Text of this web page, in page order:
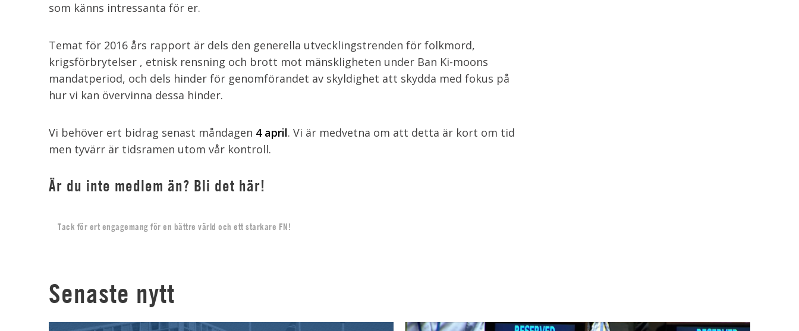
som känns intressanta för er.
Temat för 2016 års rapport är dels den generella utvecklingstrenden för folkmord,
krigsförbrytelser , etnisk rensning och brott mot mänskligheten under Ban Ki-moons
mandatperiod, och dels hinder för genomförandet av skyldighet att skydda med fokus på
hur vi kan övervinna dessa hinder.
Vi behöver ert bidrag senast måndagen 4 april. Vi är medvetna om att detta är kort om tid
men tyvärr är tidsramen utom vår kontroll.
Är du inte medlem än? Bli det här!
Tack för ert engagemang för en bättre värld och ett starkare FN!
Senaste nytt